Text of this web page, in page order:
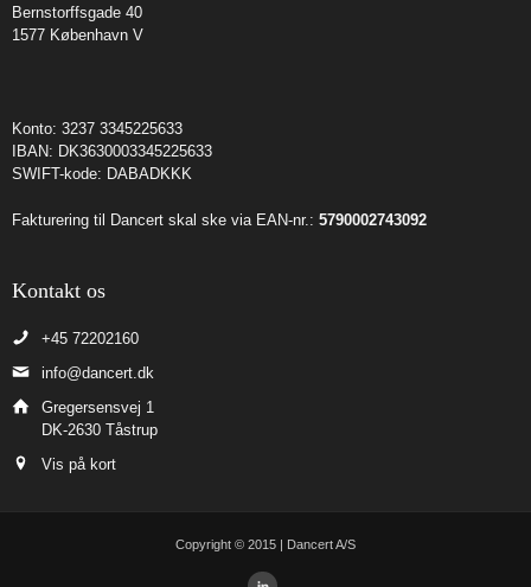
Bernstorffsgade 40
1577 København V
Konto: 3237 3345225633
IBAN: DK3630003345225633
SWIFT-kode: DABADKKK
Fakturering til Dancert skal ske via EAN-nr.: 5790002743092
Kontakt os
+45 72202160
info@dancert.dk
Gregersensvej 1
DK-2630 Tåstrup
Vis på kort
Copyright © 2015 | Dancert A/S